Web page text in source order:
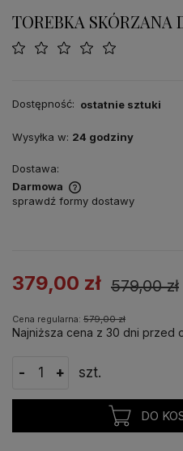
TOREBKA SKÓRZANA
Dostępność: ostatnie sztuki
Wysyłka w: 24 godziny
Dostawa:
Darmowa
sprawdź formy dostawy
379,00 zł 579,00 zł
Cena regularna: 579,00 zł
Najniższa cena z 30 dni przed
- + szt.
DO